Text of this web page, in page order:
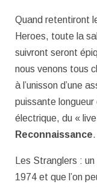
Quand retentiront
Heroes, toute la
suivront seront
nous venons tous
à l’unisson d’une
puissante longueur
électrique, du «
Reconnaissance.
Les Stranglers :
1974 et que l’on